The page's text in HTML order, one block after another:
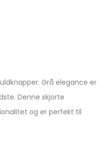
Grå elegance er
Denne skjorte
og er perfekt til